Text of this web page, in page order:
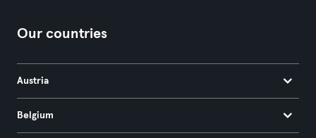
Our countries
Austria
Belgium